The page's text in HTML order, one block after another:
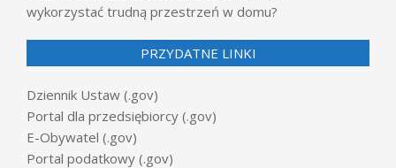
wykorzystać trudną przestrzeń w domu?
PRZYDATNE LINKI
Dziennik Ustaw (.gov)
Portal dla przedsiębiorcy (.gov)
E-Obywatel (.gov)
Portal podatkowy (.gov)